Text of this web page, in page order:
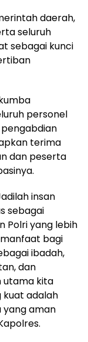
daerah,
seluruh
sebagai kunci
personel
terima
dan peserta
insan
sebagai
Polri yang lebih
bagi
ibadah,
dan
utama kita
kuat adalah
yang aman